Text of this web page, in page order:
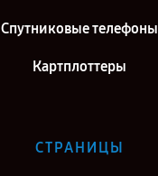
Спутниковые телефоны
Картплоттеры
СТРАНИЦЫ